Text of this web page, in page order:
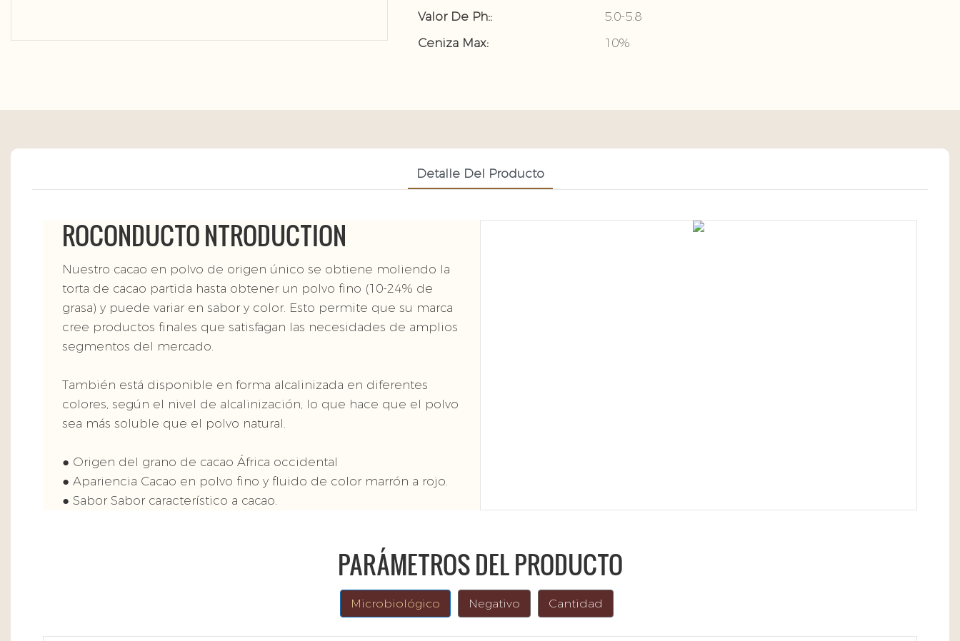
Valor De Ph::
5.0-5.8
Ceniza Max:
10%
Detalle Del Producto
ROCONDUCTO NTRODUCTION
Nuestro cacao en polvo de origen único se obtiene moliendo la
torta de cacao partida hasta obtener un polvo fino (10-24% de
grasa) y puede variar en sabor y color. Esto permite que su marca
cree productos finales que satisfagan las necesidades de amplios
segmentos del mercado.
También está disponible en forma alcalinizada en diferentes
colores, según el nivel de alcalinización, lo que hace que el polvo
sea más soluble que el polvo natural.
● Origen del grano de cacao África occidental
● Apariencia Cacao en polvo fino y fluido de color marrón a rojo.
● Sabor Sabor característico a cacao.
PARÁMETROS DEL PRODUCTO
Microbiológico Negativo Cantidad